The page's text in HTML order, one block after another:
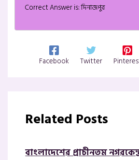
Correct Answer is: দিনাজপুর
Facebook Twitter
Related Posts
বাংলাদেশের প্রাচীনতম